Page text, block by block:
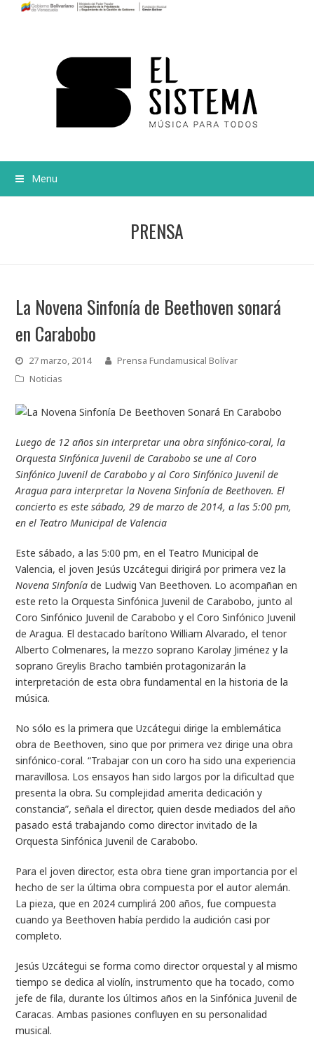
Menu
PRENSA
La Novena Sinfonía de Beethoven sonará
en Carabobo
27 marzo, 2014
Prensa Fundamusical Bolívar
Noticias
Luego de 12 años sin interpretar una obra sinfónico-coral, la
Orquesta Sinfónica Juvenil de Carabobo se une al Coro
Sinfónico Juvenil de Carabobo y al Coro Sinfónico Juvenil de
Aragua para interpretar la Novena Sinfonía de Beethoven. El
concierto es este sábado, 29 de marzo de 2014, a las 5:00 pm,
en el Teatro Municipal de Valencia
Este sábado, a las 5:00 pm, en el Teatro Municipal de
Valencia, el joven Jesús Uzcátegui dirigirá por primera vez la
Novena Sinfonía de Ludwig Van Beethoven. Lo acompañan en
este reto la Orquesta Sinfónica Juvenil de Carabobo, junto al
Coro Sinfónico Juvenil de Carabobo y el Coro Sinfónico Juvenil
de Aragua. El destacado barítono William Alvarado, el tenor
Alberto Colmenares, la mezzo soprano Karolay Jiménez y la
soprano Greylis Bracho también protagonizarán la
interpretación de esta obra fundamental en la historia de la
música.
No sólo es la primera que Uzcátegui dirige la emblemática
obra de Beethoven, sino que por primera vez dirige una obra
sinfónico-coral. “Trabajar con un coro ha sido una experiencia
maravillosa. Los ensayos han sido largos por la dificultad que
presenta la obra. Su complejidad amerita dedicación y
constancia”, señala el director, quien desde mediados del año
pasado está trabajando como director invitado de la
Orquesta Sinfónica Juvenil de Carabobo.
Para el joven director, esta obra tiene gran importancia por el
hecho de ser la última obra compuesta por el autor alemán.
La pieza, que en 2024 cumplirá 200 años, fue compuesta
cuando ya Beethoven había perdido la audición casi por
completo.
Jesús Uzcátegui se forma como director orquestal y al mismo
tiempo se dedica al violín, instrumento que ha tocado, como
jefe de fila, durante los últimos años en la Sinfónica Juvenil de
Caracas. Ambas pasiones confluyen en su personalidad
musical.